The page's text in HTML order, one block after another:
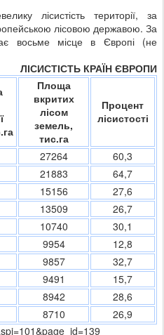
лісистість території, за
лісовою державою. За
восьме місце в Європі (не
ЛІСИСТІСТЬ КРАЇН ЄВРОПИ
Площа
вкритих
лісом
земель,
тис.га
Процент
лісистості
27264
60,3
21883
64,7
15156
27,6
13509
26,7
10740
30,1
9954
12,8
9857
32,7
9491
15,7
8942
28,6
8710
26,9